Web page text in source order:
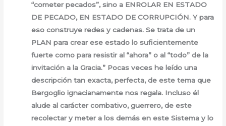
“cometer pecados”, sino a ENROLAR EN ESTADO
DE PECADO, EN ESTADO DE CORRUPCIÓN. Y para
eso construye redes y cadenas. Se trata de un
PLAN para crear ese estado lo suficientemente
fuerte como para resistir al “ahora” o al “todo” de la
invitación a la Gracia.” Pocas veces he leído una
descripción tan exacta, perfecta, de este tema que
Bergoglio ignacianamente nos regala. Incluso él
alude al carácter combativo, guerrero, de este
recolectar y meter a los demás en este Sistema y lo